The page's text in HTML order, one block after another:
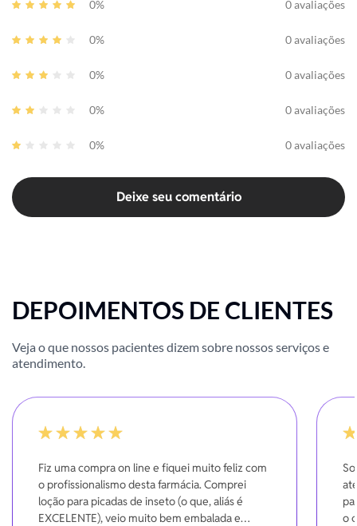
0% 0 avaliações
0% 0 avaliações
0% 0 avaliações
0% 0 avaliações
0% 0 avaliações
Deixe seu comentário
DEPOIMENTOS DE CLIENTES
Veja o que nossos pacientes dizem sobre nossos serviços e
atendimento.
Fiz uma compra on line e fiquei muito feliz com
o profissionalismo desta farmácia. Comprei
loção para picadas de inseto (o que, aliás é
EXCELENTE), veio muito bem embalada e
o